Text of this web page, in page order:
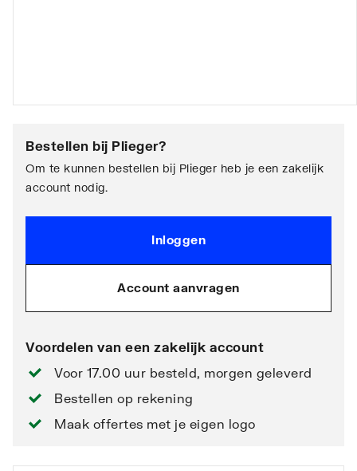
Bestellen bij Plieger?
Om te kunnen bestellen bij Plieger heb je een zakelijk
account nodig.
Inloggen
Account aanvragen
Voordelen van een zakelijk account
Voor 17.00 uur besteld, morgen geleverd
Bestellen op rekening
Maak offertes met je eigen logo